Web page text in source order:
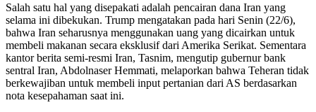
Salah satu hal yang disepakati adalah pencairan dana Iran yang
selama ini dibekukan. Trump mengatakan pada hari Senin (22/6),
bahwa Iran seharusnya menggunakan uang yang dicairkan untuk
membeli makanan secara eksklusif dari Amerika Serikat. Sementara
kantor berita semi-resmi Iran, Tasnim, mengutip gubernur bank
sentral Iran, Abdolnaser Hemmati, melaporkan bahwa Teheran tidak
berkewajiban untuk membeli input pertanian dari AS berdasarkan
nota kesepahaman saat ini.